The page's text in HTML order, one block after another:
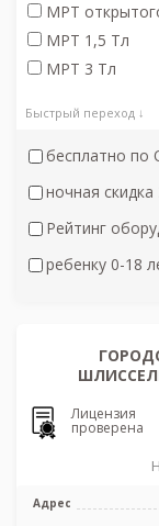
МРТ
МРТ 1,5 Тл
МРТ 3 Тл
Быстрый переход ↓
бесплатно
ночная скидка
Рейтинг
ребенку 0-18
Лицензия
проверена
Адрес